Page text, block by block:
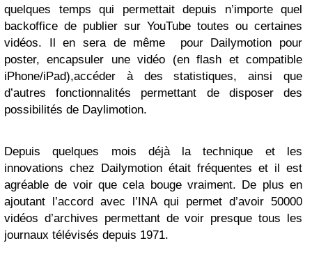
quelques temps qui permettait depuis n’importe quel
backoffice de publier sur YouTube toutes ou certaines
vidéos. Il en sera de même pour Dailymotion pour
poster, encapsuler une vidéo (en flash et compatible
iPhone/iPad),accéder à des statistiques, ainsi que
d’autres fonctionnalités permettant de disposer des
possibilités de Daylimotion.
Depuis quelques mois déjà la technique et les
innovations chez Dailymotion était fréquentes et il est
agréable de voir que cela bouge vraiment. De plus en
ajoutant l’accord avec l’INA qui permet d’avoir 50000
vidéos d’archives permettant de voir presque tous les
journaux télévisés depuis 1971.